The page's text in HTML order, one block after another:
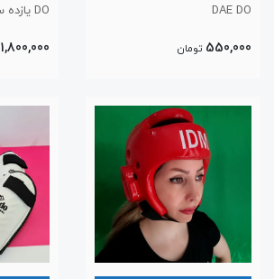
DAE DO
550,000 تومان
DO یازده سنسوره
1,800,000